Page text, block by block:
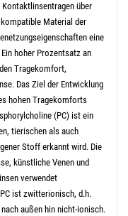
über
Material der
eine
Ein hoher Prozentsatz an
Tragekomfort,
Das Ziel der Entwicklung
hohen Tragekomforts
(PC) ist ein
tierischen als auch
Stoff erkannt wird. Die
künstliche Venen und
verwendet
ist zwitterionisch, d.h.
außen hin nicht-ionisch.